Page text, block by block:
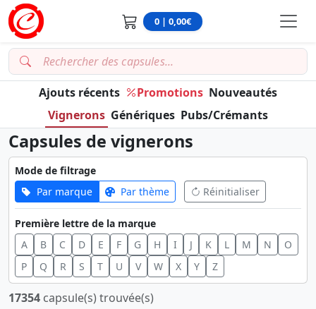
0 | 0,00€
Ajouts récents Promotions Nouveautés
Vignerons Génériques Pubs/Crémants
Capsules de vignerons
Mode de filtrage
Par marque
Par thème Réinitialiser
Première lettre de la marque
A
B C D E F G H I J K L M N
O
P
Q R S T U V W X Y Z
17354 capsule(s) trouvée(s)